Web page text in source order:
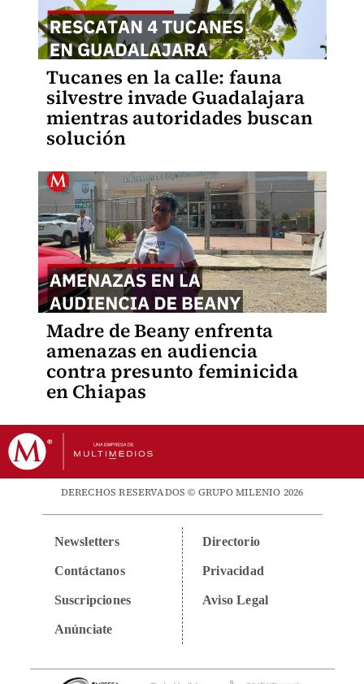
Tucanes en la calle: fauna
silvestre invade Guadalajara
mientras autoridades buscan
solución
Madre de Beany enfrenta
amenazas en audiencia
contra presunto feminicida
en Chiapas
DERECHOS RESERVADOS © GRUPO MILENIO 2026
Newsletters
Contáctanos
Suscripciones
Anúnciate
Directorio
Privacidad
Aviso Legal